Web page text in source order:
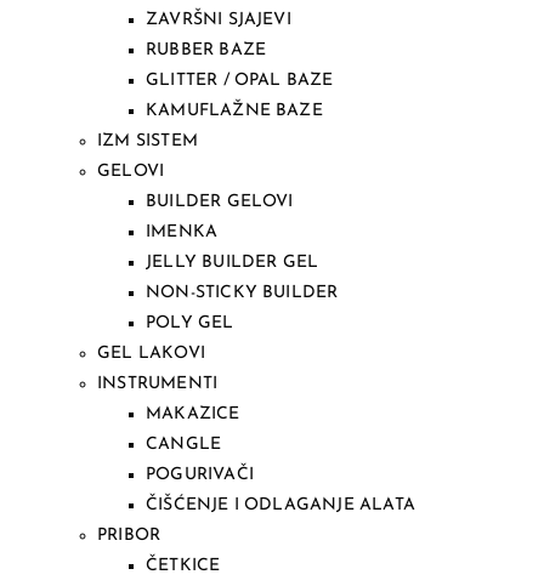
ZAVRŠNI SJAJEVI
RUBBER BAZE
GLITTER / OPAL BAZE
KAMUFLAŽNE BAZE
IZM SISTEM
GELOVI
BUILDER GELOVI
IMENKA
JELLY BUILDER GEL
NON-STICKY BUILDER
POLY GEL
GEL LAKOVI
INSTRUMENTI
MAKAZICE
CANGLE
POGURIVAČI
ČIŠĆENJE I ODLAGANJE ALATA
PRIBOR
ČETKICE